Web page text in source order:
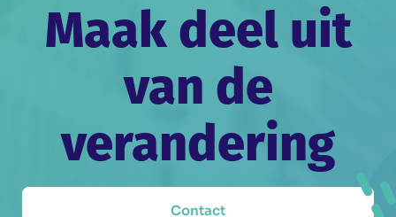
Maak deel uit
van de
verandering
Contact